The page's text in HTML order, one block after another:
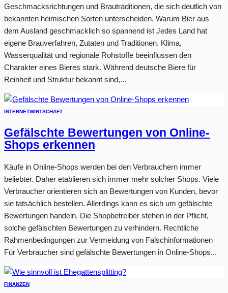
Geschmacksrichtungen und Brautraditionen, die sich deutlich von
bekannten heimischen Sorten unterscheiden. Warum Bier aus
dem Ausland geschmacklich so spannend ist Jedes Land hat
eigene Brauverfahren, Zutaten und Traditionen. Klima,
Wasserqualität und regionale Rohstoffe beeinflussen den
Charakter eines Bieres stark. Während deutsche Biere für
Reinheit und Struktur bekannt sind,...
INTERNETWIRTSCHAFT
Gefälschte Bewertungen von Online-
Shops erkennen
Käufe in Online-Shops werden bei den Verbrauchern immer
beliebter. Daher etablieren sich immer mehr solcher Shops. Viele
Verbraucher orientieren sich an Bewertungen von Kunden, bevor
sie tatsächlich bestellen. Allerdings kann es sich um gefälschte
Bewertungen handeln. Die Shopbetreiber stehen in der Pflicht,
solche gefälschten Bewertungen zu verhindern. Rechtliche
Rahmenbedingungen zur Vermeidung von Falschinformationen
Für Verbraucher sind gefälschte Bewertungen in Online-Shops...
FINANZEN